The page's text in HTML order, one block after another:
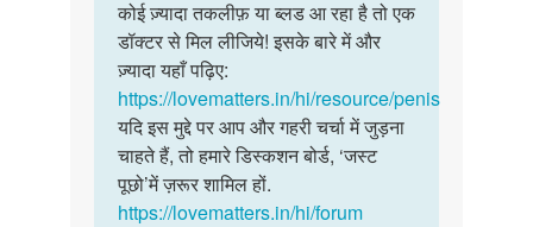
लिंग
में
छाल
हटाने…
by
मोहन
स्किन
को
नहाते…
कोई ज़्यादा तकलीफ़ या ब्लड आ रहा है तो एक
डॉक्टर से मिल लीजिये! इसके बारे में और
ज़्यादा यहाँ पढ़िए:
https://lovematters.in/hi/resource/penis
यदि इस मुद्दे पर आप और गहरी चर्चा में जुड़ना
चाहते हैं, तो हमारे डिस्कशन बोर्ड, ‘जस्ट
पूछो’में ज़रूर शामिल हों.
https://lovematters.in/hi/forum